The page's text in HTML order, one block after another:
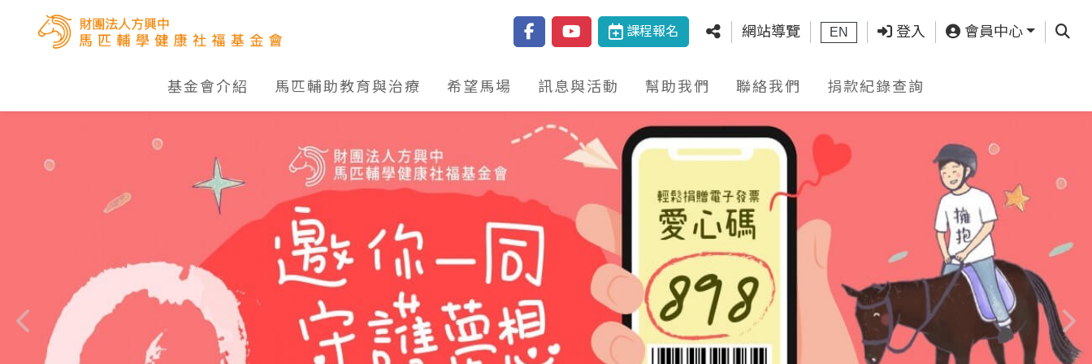
課程報名 網站導覽 EN 登入 會員中心 查詢
基金會介紹 馬匹輔助教育與治療 希望馬場 訊息與活動 幫助我們 聯絡我們 捐款紀錄查詢
形象網站